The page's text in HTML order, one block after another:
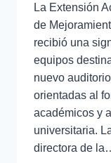
La Extensión
de
recibió una
equipos
nuevo
orientadas al
académicos y
universitaria.
directora de